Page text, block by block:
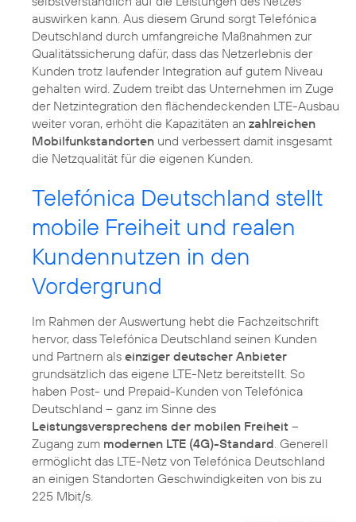
auswirken kann. Aus diesem Grund sorgt Telefónica
Deutschland durch umfangreiche Maßnahmen zur
Qualitätssicherung dafür, dass das Netzerlebnis der
Kunden trotz laufender Integration auf gutem Niveau
gehalten wird. Zudem treibt das Unternehmen im Zuge
der Netzintegration den flächendeckenden LTE-Ausbau
weiter voran, erhöht die Kapazitäten an zahlreichen
Mobilfunkstandorten und verbessert damit insgesamt
die Netzqualität für die eigenen Kunden.
Telefónica Deutschland stellt
mobile Freiheit und realen
Kundennutzen in den
Vordergrund
Im Rahmen der Auswertung hebt die Fachzeitschrift
hervor, dass Telefónica Deutschland seinen Kunden
und Partnern als einziger deutscher Anbieter
grundsätzlich das eigene LTE-Netz bereitstellt. So
haben Post- und Prepaid-Kunden von Telefónica
Deutschland – ganz im Sinne des
Leistungsversprechens der mobilen Freiheit –
Zugang zum modernen LTE (4G)-Standard . Generell
ermöglicht das LTE-Netz von Telefónica Deutschland
an einigen Standorten Geschwindigkeiten von bis zu
225 Mbit/s.